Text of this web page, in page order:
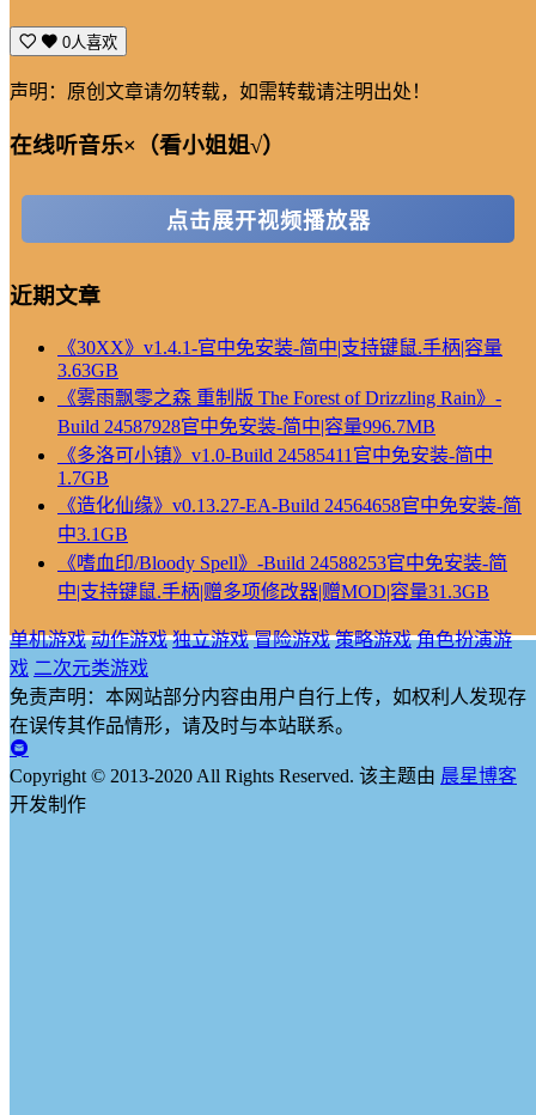
0人喜欢
声明：原创文章请勿转载，如需转载请注明出处！
在线听音乐×（看小姐姐√）
点击展开视频播放器
近期文章
《30XX》v1.4.1-官中免安装-简中|支持键鼠.手柄|容量
3.63GB
《雾雨飘零之森 重制版 The Forest of Drizzling Rain》-
Build 24587928官中免安装-简中|容量996.7MB
《多洛可小镇》v1.0-Build 24585411官中免安装-简中
1.7GB
《造化仙缘》v0.13.27-EA-Build 24564658官中免安装-简
中3.1GB
《嗜血印/Bloody Spell》-Build 24588253官中免安装-简
中|支持键鼠.手柄|赠多项修改器|赠MOD|容量31.3GB
单机游戏 动作游戏 独立游戏 冒险游戏 策略游戏 角色扮演游
戏 二次元类游戏
免责声明：本网站部分内容由用户自行上传，如权利人发现存
在误传其作品情形，请及时与本站联系。
Copyright © 2013-2020 All Rights Reserved. 该主题由 晨星博客
开发制作